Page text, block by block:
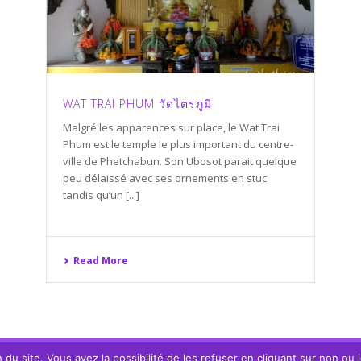
WAT TRAI PHUM วัดไตรภูมิ
Malgré les apparences sur place, le Wat Trai
Phum est le temple le plus important du centre-
ville de Phetchabun. Son Ubosot parait quelque
peu délaissé avec ses ornements en stuc
tandis qu’un [...]
Read More
site. Vous avez la possibilité de les refuser en cliquant sur non ou